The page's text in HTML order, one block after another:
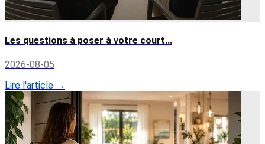
Les questions à poser à votre court...
2026-08-05
Lire l'article →